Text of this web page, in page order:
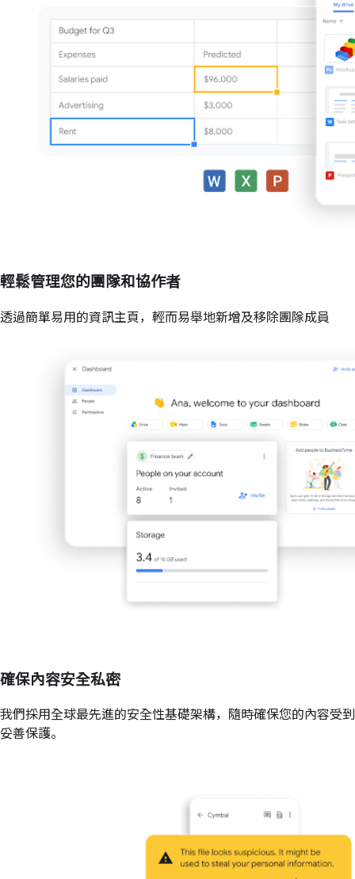
輕鬆管理您的團隊和協作者
透過簡單易用的資訊主頁，輕而易舉地新增及移除團隊成員
確保內容安全私密
我們採用全球最先進的安全性基礎架構，隨時確保您的內容受到
妥善保護。